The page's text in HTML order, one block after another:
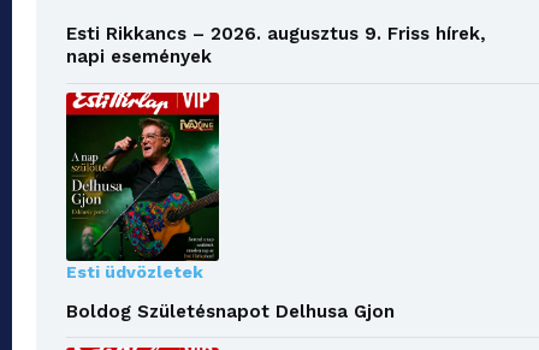
Esti Rikkancs – 2026. augusztus 9. Friss hírek,
napi események
Esti üdvözletek
Boldog Születésnapot Delhusa Gjon